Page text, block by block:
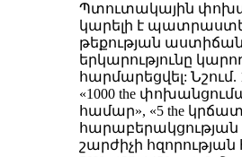
Պտուտակային
կարելի է պատրաստել
թեքության
երկարությունը
հարմարեցվել: Նշում.
«1000 the
համար», «5 the
հարաբերակցության
շարժիչի հզորության